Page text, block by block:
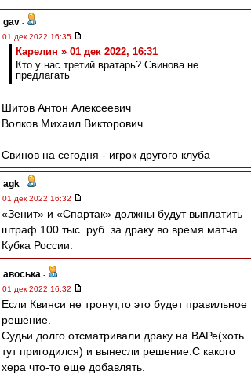
gav -
01 дек 2022 16:35
Карелин » 01 дек 2022, 16:31
Кто у нас третий вратарь? Свинова не
предлагать
Шитов Антон Алексеевич
Волков Михаил Викторович
Свинов на сегодня - игрок другого клуба
agk -
01 дек 2022 16:32
«Зенит» и «Спартак» должны будут выплатить
штраф 100 тыс. руб. за драку во время матча
Кубка России.
авоська -
01 дек 2022 16:32
Если Квинси не тронут,то это будет правильное
решение.
Судьи долго отсматривали драку на ВАРе(хоть
тут пригодился) и вынесли решение.С какого
хера что-то еще добавлять.